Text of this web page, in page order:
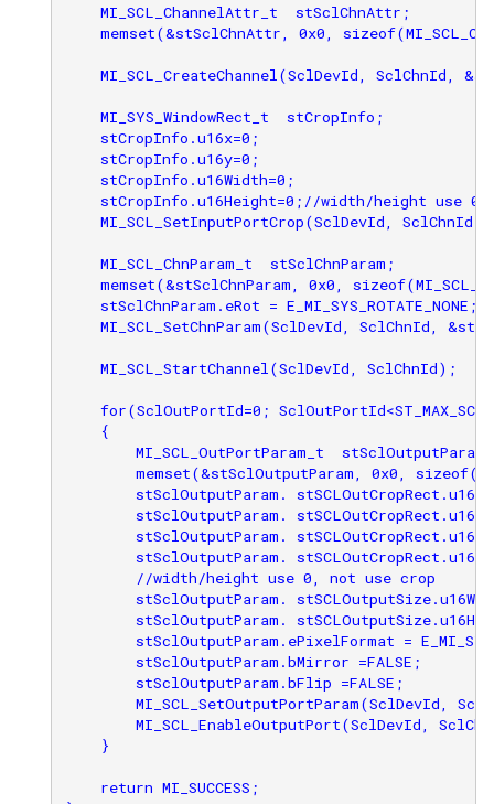
    MI_SCL_ChannelAttr_t  stSclChnAttr;
memset(&stSclChnAttr, 0x0,
MI_SCL_CreateChannel(SclDevId, SclChnId,
    MI_SYS_WindowRect_t  stCropInfo;
    stCropInfo.u16x=0;
    stCropInfo.u16y=0;
    stCropInfo.u16Width=0;
stCropInfo.u16Height=0;//width/height use
MI_SCL_SetInputPortCrop(SclDevId, SclChnId,
    MI_SCL_ChnParam_t  stSclChnParam;
memset(&stSclChnParam, 0x0,
    stSclChnParam.eRot = E_MI_SYS_ROTATE_NONE;
MI_SCL_SetChnParam(SclDevId, SclChnId,
    MI_SCL_StartChannel(SclDevId, SclChnId);
for(SclOutPortId=0;
    {
        MI_SCL_OutPortParam_t  stSclOutputParam;
memset(&stSclOutputParam, 0x0,
stSclOutputParam.
stSclOutputParam.
stSclOutputParam.
stSclOutputParam.
        //width/height use 0, not use crop
stSclOutputParam.
stSclOutputParam.
stSclOutputParam.ePixelFormat =
        stSclOutputParam.bMirror =FALSE;
        stSclOutputParam.bFlip =FALSE;
MI_SCL_SetOutputPortParam(SclDevId,
MI_SCL_EnableOutputPort(SclDevId,
    }
    return MI_SUCCESS;